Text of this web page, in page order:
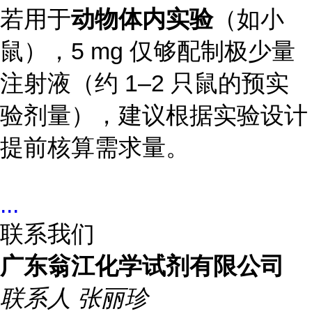
若用于动物体内实验（如小
鼠），5 mg 仅够配制极少量
注射液（约 1–2 只鼠的预实
验剂量），建议根据实验设计
提前核算需求量。
...
联系我们
广东翁江化学试剂有限公司
联系人 张丽珍